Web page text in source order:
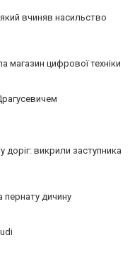
вчиняв насильство
магазин цифрової техніки
доріг: викрили заступника
дичину